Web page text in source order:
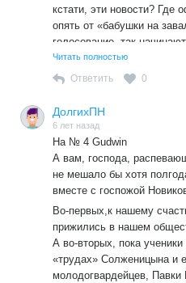
кстати, эти новости? Где
опять от «бабушки на
голосование, так
Выборы заканчиваются,
брехня. И вы
Вы лично много добились
Также сидите и молча
Читать полностью
Ответить 0
ДолгихПН
6 лет назад
На № 4 Gudwin
А вам, господа,
не мешало бы хотя
вместе с госпожой
Во-первых,к нашему
прижились в нашем
А во-вторых, пока
«трудах» Солженицына и
молодогвардейцев, Павки